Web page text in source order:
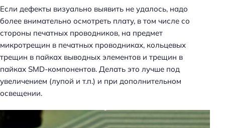
Если дефекты визуально выявить не удалось, надо
более внимательно осмотреть плату, в том числе со
стороны печатных проводников, на предмет
микротрещин в печатных проводниках, кольцевых
трещин в пайках выводных элементов и трещин в
пайках SMD-компонентов. Делать это лучше под
увеличением (лупой и т.п.) и при дополнительном
освещении.